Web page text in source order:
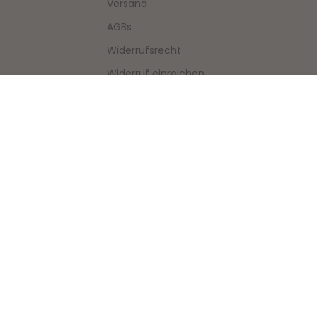
Versand
AGBs
Widerrufsrecht
Widerruf einreichen